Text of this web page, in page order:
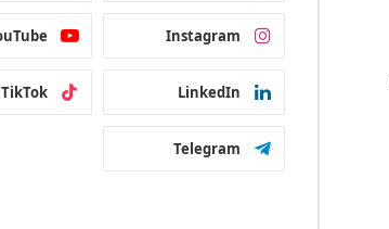
Instagram
LinkedIn
TikTok
Telegram